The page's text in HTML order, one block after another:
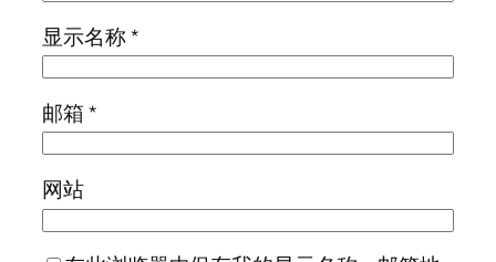
显示名称*
邮箱*
网站